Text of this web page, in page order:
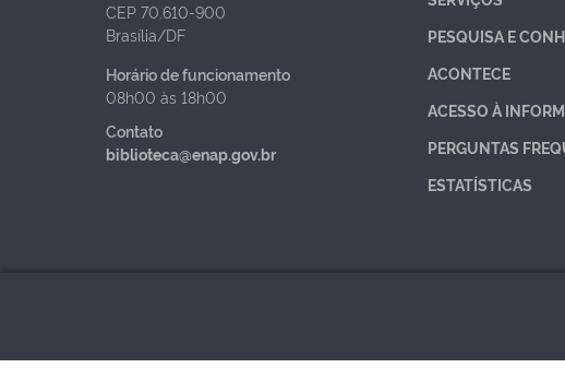
CEP 70.610-900
Brasília/DF
Horário de funcionamento
08h00 às 18h00
Contato
biblioteca@enap.gov.br
PESQUISA E
ACONTECE
ACESSO À
PERGUNTAS
ESTATÍSTICAS